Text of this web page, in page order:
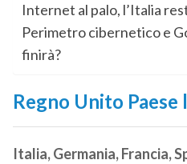
Internet al palo, l’Italia
Perimetro cibernetico e
finirà?
Regno Unito Paese
Italia, Germania, Francia,